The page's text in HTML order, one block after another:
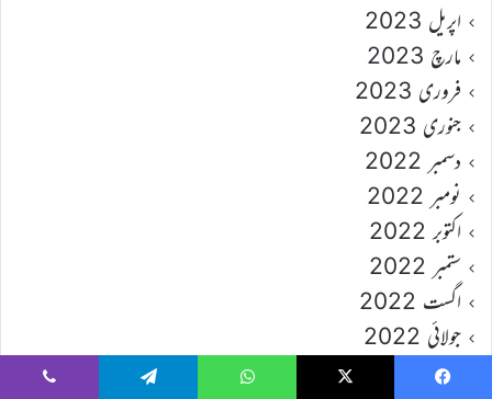
اپریل 2023
مارچ 2023
فروری 2023
جنوری 2023
دسمبر 2022
نومبر 2022
اکتوبر 2022
ستمبر 2022
اگست 2022
جولائی 2022
جون 2022